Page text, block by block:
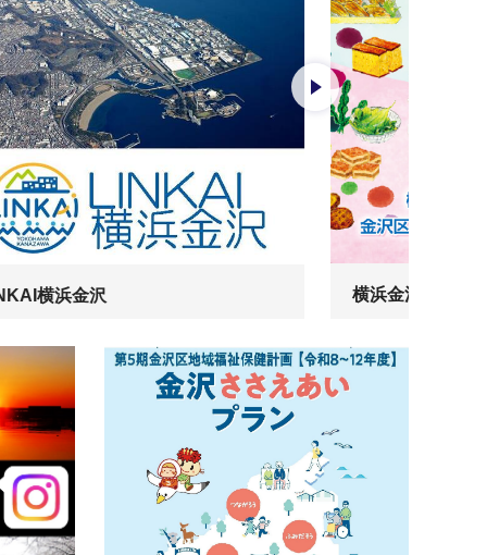
横浜金沢 横浜金沢ブラン
次のスライドを表示